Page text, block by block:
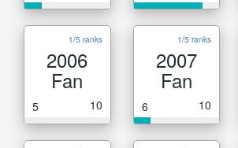
1/5 ranks
2006
Fan
5 10
1/5 ranks
2007
Fan
6 10